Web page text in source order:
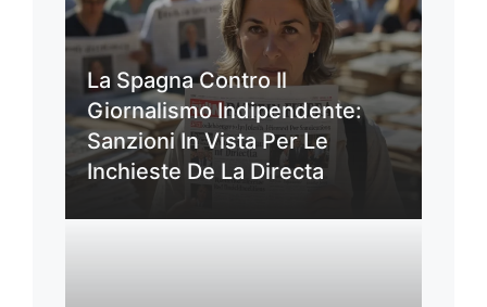
La Spagna Contro Il
Giornalismo Indipendente:
Sanzioni In Vista Per Le
Inchieste De La Directa